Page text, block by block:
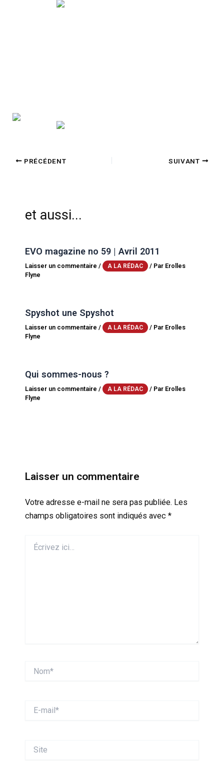
PRÉCÉDENT SUIVANT
et aussi...
EVO magazine no 59 | Avril 2011
Laisser un commentaire / A LA RÉDAC / Par Erolles
Flyne
Spyshot une Spyshot
Laisser un commentaire / A LA RÉDAC / Par Erolles
Flyne
Qui sommes-nous ?
Laisser un commentaire / A LA RÉDAC / Par Erolles
Flyne
Laisser un commentaire
Votre adresse e-mail ne sera pas publiée. Les
champs obligatoires sont indiqués avec *
ici…
mail*